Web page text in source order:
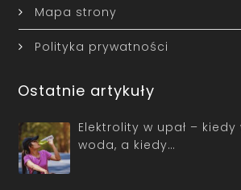
Mapa strony
Polityka prywatności
Ostatnie artykuły
Elektrolity w upał –
woda, a kiedy…